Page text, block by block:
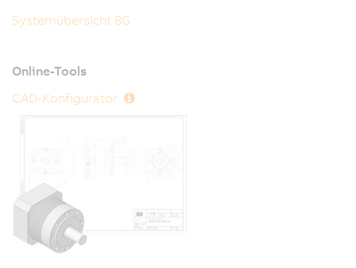
Systemübersicht 8G
Online-Tools
CAD-Konfigurator